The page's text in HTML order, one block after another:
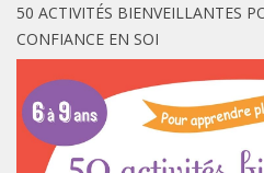
50 ACTIVITÉS BIENVEILLANTES
CONFIANCE EN SOI